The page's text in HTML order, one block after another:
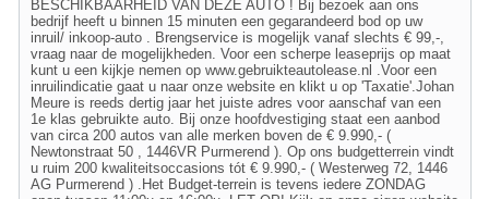
BESCHIKBAARHEID VAN DEZE AUTO ! Bij bezoek aan ons
bedrijf heeft u binnen 15 minuten een gegarandeerd bod op uw
inruil/ inkoop-auto . Brengservice is mogelijk vanaf slechts € 99,-,
vraag naar de mogelijkheden. Voor een scherpe leaseprijs op maat
kunt u een kijkje nemen op www.gebruikteautolease.nl .Voor een
inruilindicatie gaat u naar onze website en klikt u op 'Taxatie'.Johan
Meure is reeds dertig jaar het juiste adres voor aanschaf van een
1e klas gebruikte auto. Bij onze hoofdvestiging staat een aanbod
van circa 200 autos van alle merken boven de € 9.990,- (
Newtonstraat 50 , 1446VR Purmerend ). Op ons budgetterrein vindt
u ruim 200 kwaliteitsoccasions tót € 9.990,- ( Westerweg 72, 1446
AG Purmerend ) .Het Budget-terrein is tevens iedere ZONDAG